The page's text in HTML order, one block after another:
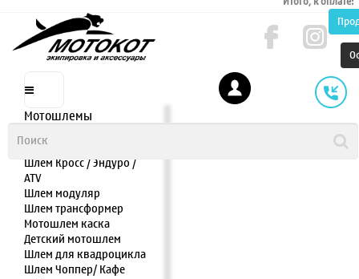
Мотошлемы
Шлем полулицевик
Шлем Кросс / Эндуро /
ATV
Шлем модуляр
Шлем трансформер
Мотошлем каска
Детский мотошлем
Шлем для квадроцикла
Шлем Чоппер/ Кафе